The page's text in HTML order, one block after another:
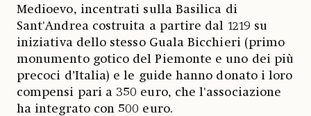
Medioevo, incentrati sulla Basilica di
Sant'Andrea costruita a partire dal 1219 su
iniziativa dello stesso Guala Bicchieri (primo
monumento gotico del Piemonte e uno dei più
precoci d’Italia) e le guide hanno donato i loro
compensi pari a 350 euro, che l'associazione
ha integrato con 500 euro.